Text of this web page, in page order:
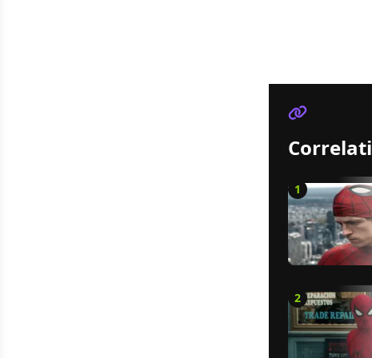
Correlati
1
2